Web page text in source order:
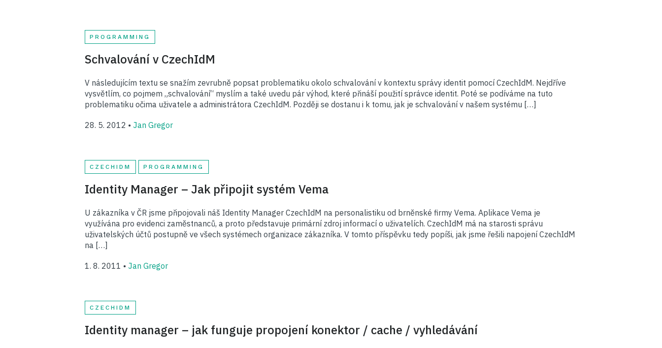
PROGRAMMING
Schvalování v CzechIdM
V následujícím textu se snažím zevrubně popsat problematiku okolo schvalování v kontextu správy identit pomocí CzechIdM. Nejdříve
vysvětlím, co pojmem „schvalování“ myslím a také uvedu pár výhod, které přináší použití správce identit. Poté se podíváme na tuto
problematiku očima uživatele a administrátora CzechIdM. Později se dostanu i k tomu, jak je schvalování v našem systému […]
28. 5. 2012 • Jan Gregor
CZECHIDM PROGRAMMING
Identity Manager – Jak připojit systém Vema
U zákazníka v ČR jsme připojovali náš Identity Manager CzechIdM na personalistiku od brněnské firmy Vema. Aplikace Vema je
využívána pro evidenci zaměstnanců, a proto představuje primární zdroj informací o uživatelích. CzechIdM má na starosti správu
uživatelských účtů postupně ve všech systémech organizace zákazníka. V tomto příspěvku tedy popíši, jak jsme řešili napojení CzechIdM
na […]
1. 8. 2011 • Jan Gregor
CZECHIDM
Identity manager – jak funguje propojení konektor / cache / vyhledávání